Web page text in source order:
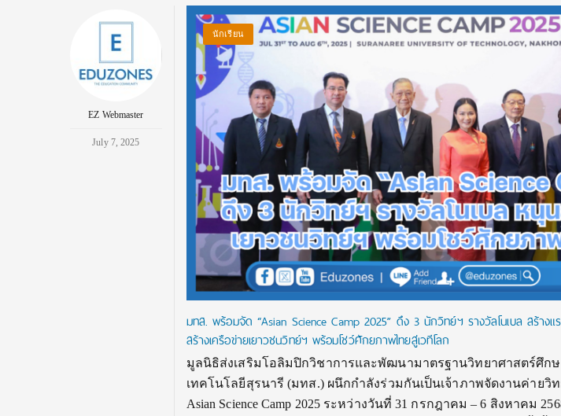
EZ Webmaster
July 7, 2025
นักเรียน
มทส. พร้อมจัด “Asian Science Camp 2025” ดึง 3 นักวิทย์ฯ รางวัลโนเบล สร้างแ
สร้างเครือข่ายเยาวชนวิทย์ฯ พร้อมโชว์ศักยภาพไทยสู่เวทีโลก
มูลนิธิส่งเสริมโอลิมปิกวิชาการและพัฒนามาตรฐานวิทยาศาสตร์ศึก
เทคโนโลยีสุรนารี (มทส.) ผนึกกำลังร่วมกันเป็นเจ้าภาพจัดงานค่ายวิ
Asian Science Camp 2025 ระหว่างวันที่ 31 กรกฎาคม – 6 สิงหาคม